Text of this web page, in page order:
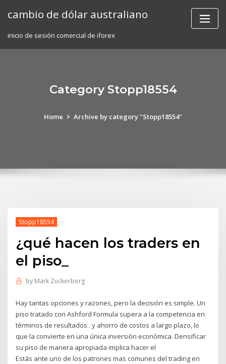
cambio de dólar australiano
inicio de sesión comercial de iforex
Category Stopp18554
Home Archive by category "Stopp18554"
Stopp18554
¿qué hacen los traders en
el piso_
by Mark Zuckerberg
Hay tantas opciones y razones, pero la decisión es simple. Un
piso tratado con Ashford Formula supera a la competencia en
términos de resultados . y ahorro de costos a largo plazo, lo
que la convierte en una única inversión económica. Densificar
su piso de manera apropiada implica hacer el
Estás ante uno de los patrones mas comunes del trading en